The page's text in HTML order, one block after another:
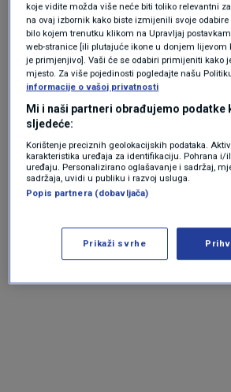
stoji kako su potrebni
u crkvi krsni list za zaručnike,
pohađanju ženidbenog tečaja
zaručnika, potvrda iz matičnog
ispunjavanju pretpostavki za
a u slučajevima kada su
građanski vjenčani i vjenčani
koje vidite možda više neće biti toliko relevantni
na ovaj izbornik kako biste izmijenili svoje
bilo kojem trenutku klikom na Upravljaj
web-stranice [ili plutajuće ikone u donjem lijevom
je primjenjivo]. Vaši će se odabiri primijeniti kako
mjesto. Za više pojedinosti pogledajte našu
informacije o vašoj privatnosti
Mi i naši partneri obrađujemo podatke
sljedeće:
Korištenje preciznih geolokacijskih podataka.
karakteristika uređaja za identifikaciju. Pohrana i/
uređaju. Personalizirano oglašavanje i sadržaj,
sadržaja, uvidi u publiku i razvoj usluga.
Popis partnera (dobavljača)
Prikaži svrhe